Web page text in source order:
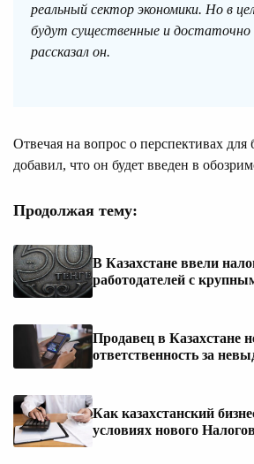
реальный сектор экономики. Но в
будут существенные и
рассказал он.
Отвечая на вопрос о перспективах для
добавил, что он будет введен в
Продолжая тему:
В Казахстане ввели
работодателей с
Продавец в Казахстане
ответственность за
Как казахстанский
условиях нового